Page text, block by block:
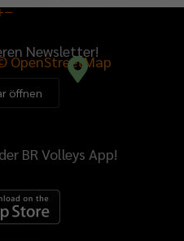
−
OpenStreetMap
Newsletter!
öffnen
BR Volleys App!